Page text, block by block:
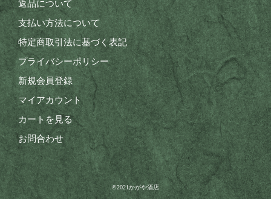
返品について
支払い方法について
特定商取引法に基づく表記
プライバシーポリシー
新規会員登録
マイアカウント
カートを見る
お問合わせ
©︎2021かがや酒店